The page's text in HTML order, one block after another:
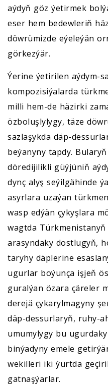
aýdyň göz ýetirmek
eser hem bedewleriň
döwrümizde eýeleýän
görkezýär.
Ýerine ýetirilen aýdym-
kompozisiýalarda
milli hem-de häzirki
özboluşlylygy, täze
sazlaşykda däp-
beýanyny tapdy.
döredijilikli güýjüniň
dynç alyş seýilgähinde
asyrlara uzaýan
wasp edýän çykyşlara
wagtda Türkmenistanyň
arasyndaky dostlugyň,
taryhy däplerine
ugurlar boýunça işjeň
guralýan özara çäreler
derejä çykarylmagyny
däp-dessurlaryň, ruhy-
umumylygy bu
binýadyny emele
wekilleri iki ýurtda
gatnaşýarlar.